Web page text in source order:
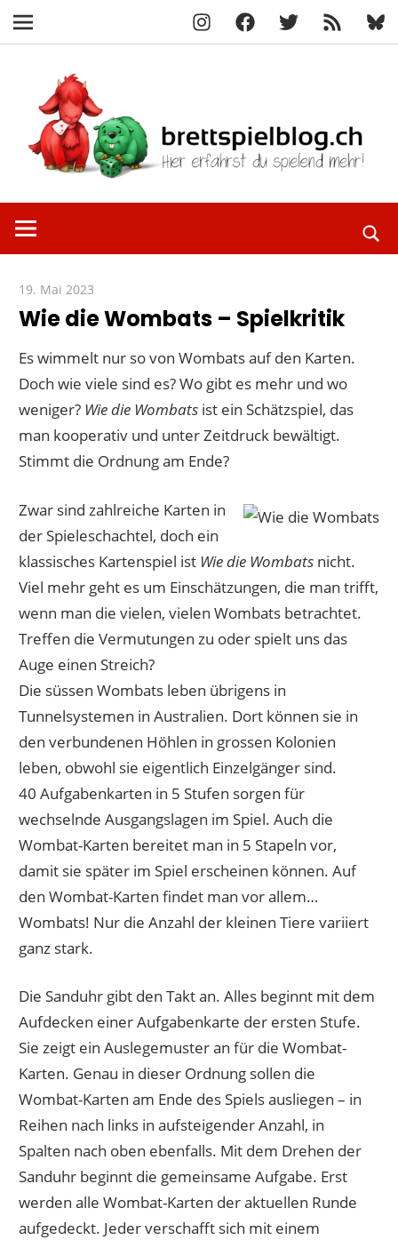
InstagramFacebook
X
RSS-
Feed
Navigation
springen
erfährst
mehr!
19. Mai 2023
Wie die Wombats – Spielkritik
Es wimmelt nur so von Wombats auf den Karten.
Doch wie viele sind es? Wo gibt es mehr und wo
weniger? Wie die Wombats ist ein Schätzspiel, das
man kooperativ und unter Zeitdruck bewältigt.
Stimmt die Ordnung am Ende?
Zwar sind zahlreiche Karten in
der Spieleschachtel, doch ein
klassisches Kartenspiel ist Wie die Wombats nicht.
Viel mehr geht es um Einschätzungen, die man trifft,
wenn man die vielen, vielen Wombats betrachtet.
Treffen die Vermutungen zu oder spielt uns das
Auge einen Streich?
Die süssen Wombats leben übrigens in
Tunnelsystemen in Australien. Dort können sie in
den verbundenen Höhlen in grossen Kolonien
leben, obwohl sie eigentlich Einzelgänger sind.
40 Aufgabenkarten in 5 Stufen sorgen für
wechselnde Ausgangslagen im Spiel. Auch die
Wombat-Karten bereitet man in 5 Stapeln vor,
damit sie später im Spiel erscheinen können. Auf
den Wombat-Karten findet man vor allem…
Wombats! Nur die Anzahl der kleinen Tiere variiert
ganz stark.
Die Sanduhr gibt den Takt an. Alles beginnt mit dem
Aufdecken einer Aufgabenkarte der ersten Stufe.
Sie zeigt ein Auslegemuster an für die Wombat-
Karten. Genau in dieser Ordnung sollen die
Wombat-Karten am Ende des Spiels ausliegen – in
Reihen nach links in aufsteigender Anzahl, in
Spalten nach oben ebenfalls. Mit dem Drehen der
Sanduhr beginnt die gemeinsame Aufgabe. Erst
werden alle Wombat-Karten der aktuellen Runde
aufgedeckt. Jeder verschafft sich mit einem